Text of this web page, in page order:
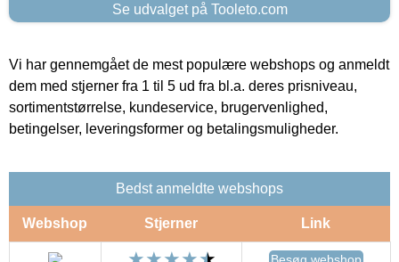
Se udvalget på Tooleto.com
Vi har gennemgået de mest populære webshops og anmeldt
dem med stjerner fra 1 til 5 ud fra bl.a. deres prisniveau,
sortimentstørrelse, kundeservice, brugervenlighed,
betingelser, leveringsformer og betalingsmuligheder.
Bedst anmeldte webshops
Webshop Stjerner Link